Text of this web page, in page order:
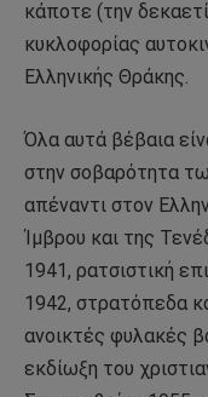
κάποτε (την
κυκλοφορίας
Ελληνικής Θράκης.
Όλα αυτά βέβαια
στην σοβαρότητα
απέναντι στον
Ίμβρου και της
1941, ρατσιστική
1942, στρατόπεδα
ανοικτές φυλακές
εκδίωξη του